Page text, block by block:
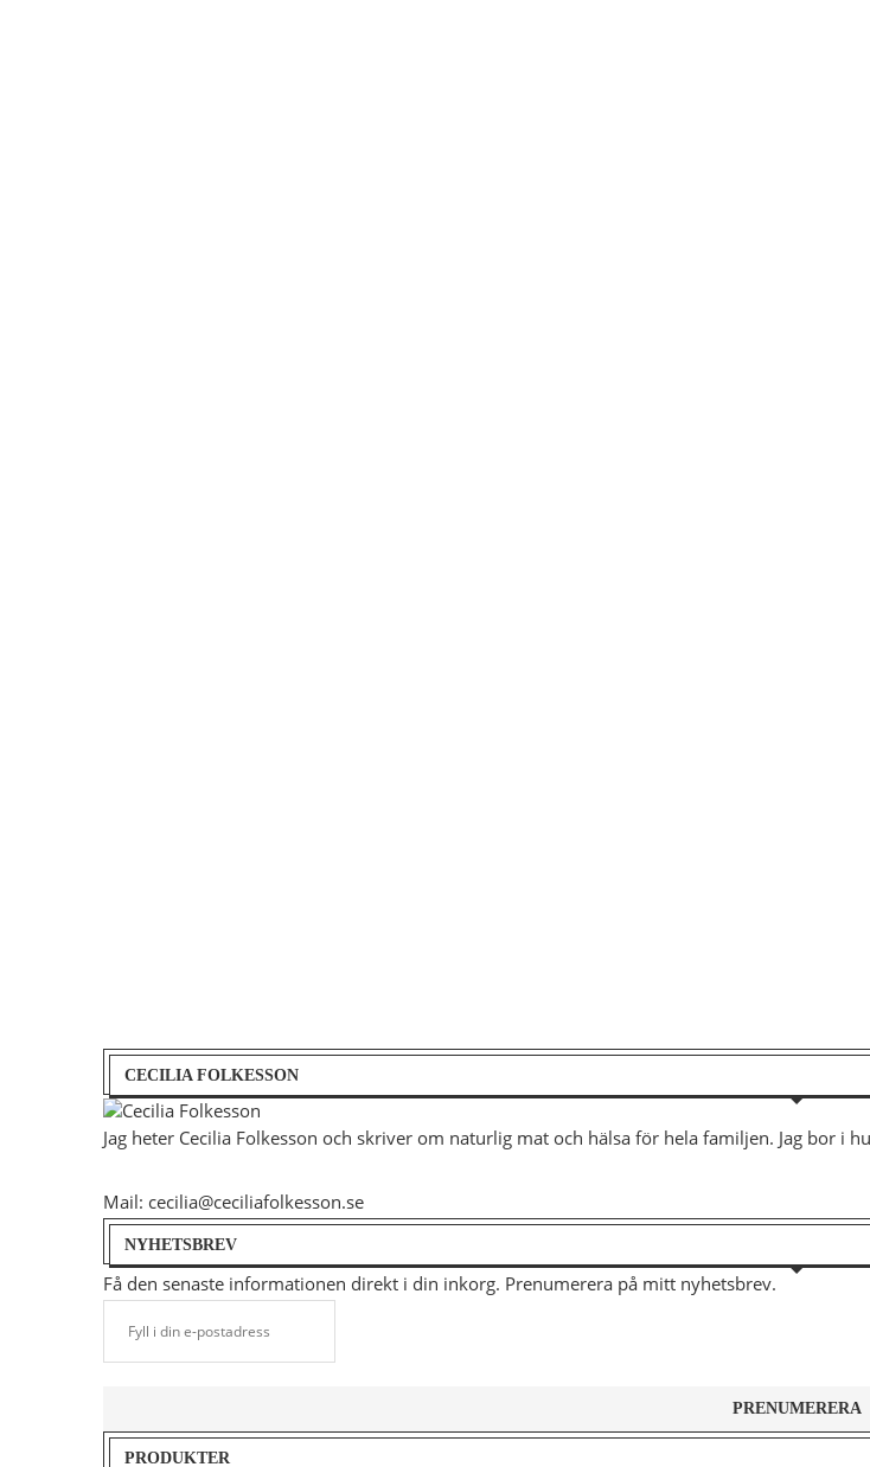
CECILIA FOLKESSON
Jag heter Cecilia Folkesson och skriver om naturlig mat och hälsa för hela familjen. Jag bor i
Mail: cecilia@ceciliafolkesson.se
NYHETSBREV
Få den senaste informationen direkt i din inkorg. Prenumerera på mitt nyhetsbrev.
PRODUKTER